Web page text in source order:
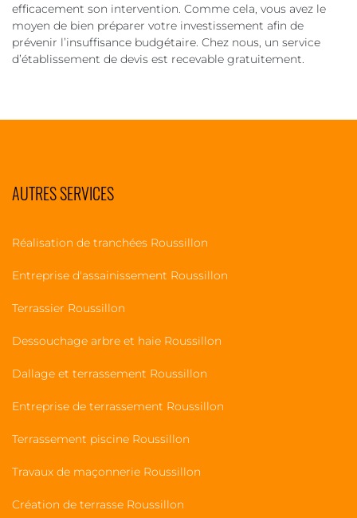
efficacement son intervention. Comme cela, vous avez le
moyen de bien préparer votre investissement afin de
prévenir l’insuffisance budgétaire. Chez nous, un service
d’établissement de devis est recevable gratuitement.
AUTRES SERVICES
Réalisation de tranchées Roussillon
Entreprise d'assainissement Roussillon
Terrassier Roussillon
Dessouchage arbre et haie Roussillon
Dallage et terrassement Roussillon
Entreprise de terrassement Roussillon
Terrassement piscine Roussillon
Travaux de maçonnerie Roussillon
Création de terrasse Roussillon